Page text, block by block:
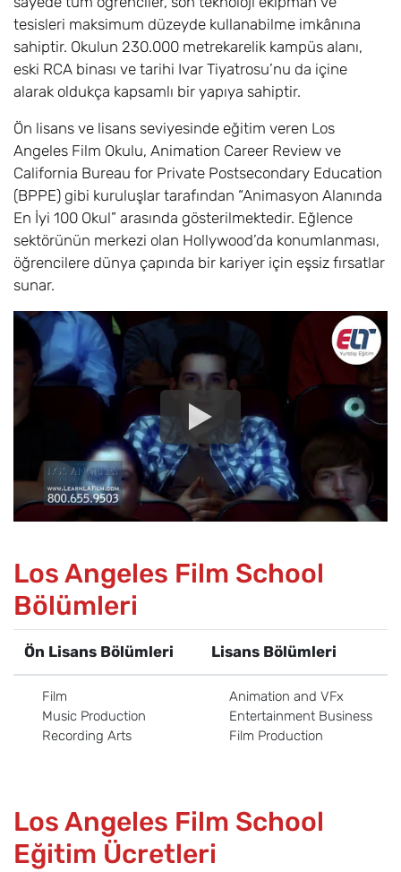
tesisleri maksimum düzeyde kullanabilme imkânına
sahiptir. Okulun 230.000 metrekarelik kampüs alanı,
eski RCA binası ve tarihi Ivar Tiyatrosu’nu da içine
alarak oldukça kapsamlı bir yapıya sahiptir.
Ön lisans ve lisans seviyesinde eğitim veren Los
Angeles Film Okulu, Animation Career Review ve
California Bureau for Private Postsecondary Education
(BPPE) gibi kuruluşlar tarafından “Animasyon Alanında
En İyi 100 Okul” arasında gösterilmektedir. Eğlence
sektörünün merkezi olan Hollywood’da konumlanması,
öğrencilere dünya çapında bir kariyer için eşsiz fırsatlar
sunar.
Los Angeles Film School
Bölümleri
Ön Lisans Bölümleri Lisans Bölümleri
Film
Music Production
Recording Arts
Animation and VFx
Entertainment Business
Film Production
Los Angeles Film School
Eğitim Ücretleri